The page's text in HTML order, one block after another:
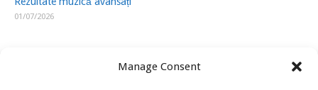
Manage Consent
01/07/2026